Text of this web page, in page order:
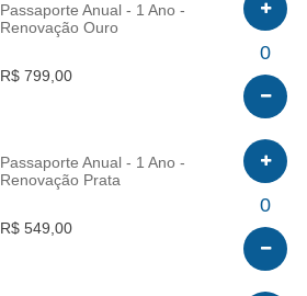
Passaporte Anual - 1 Ano -
Renovação Ouro
R$ 799,00
0
Passaporte Anual - 1 Ano -
Renovação Prata
R$ 549,00
0